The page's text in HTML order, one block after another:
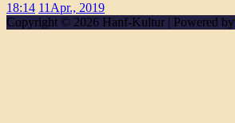
18:14 11 Apr., 2019
Copyright © 2026 Hanf-Kultur | Powered by